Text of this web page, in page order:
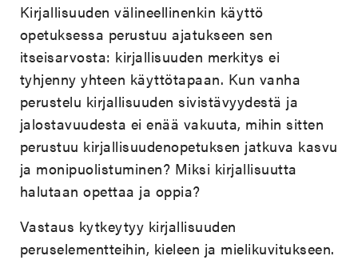
Kirjallisuuden välineellinenkin käyttö
opetuksessa perustuu ajatukseen sen
itseisarvosta: kirjallisuuden merkitys ei
tyhjenny yhteen käyttötapaan. Kun vanha
perustelu kirjallisuuden sivistävyydestä ja
jalostavuudesta ei enää vakuuta, mihin sitten
perustuu kirjallisuudenopetuksen jatkuva kasvu
ja monipuolistuminen? Miksi kirjallisuutta
halutaan opettaa ja oppia?
Vastaus kytkeytyy kirjallisuuden
peruselementteihin, kieleen ja mielikuvitukseen.